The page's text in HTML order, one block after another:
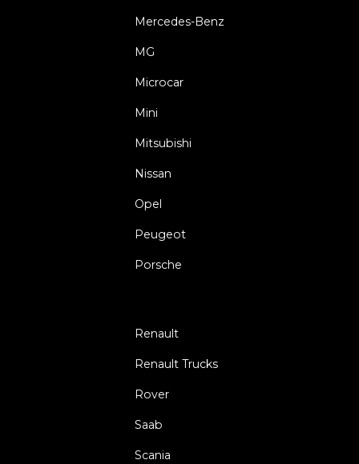
Mercedes-Benz
MG
Microcar
Mini
Mitsubishi
Nissan
Opel
Peugeot
Porsche
Renault
Renault Trucks
Rover
Saab
Scania